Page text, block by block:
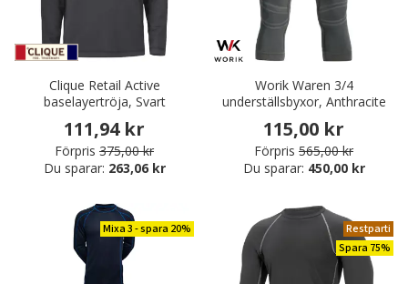
Clique Retail Active
baselayertröja, Svart
111,94 kr
Förpris 375,00 kr
Du sparar: 263,06 kr
Worik Waren 3/4
underställsbyxor, Anthracite
115,00 kr
Förpris 565,00 kr
Du sparar: 450,00 kr
Mixa 3 - spara 20%
Restparti
Spara 75%